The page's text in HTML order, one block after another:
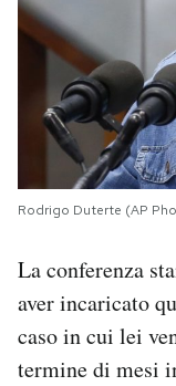
Rodrigo Duterte (AP
La conferenza
aver incaricato
caso in cui lei
termine di mesi